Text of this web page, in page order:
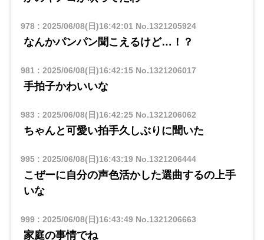
978: 2025/06/08(日)16:42:01 No.1321205924
なんかパンパン聞こえるけど…！？
981 : 2025/06/08(日)16:42:15No.1321206017
手拍子かわいいな
983 : 2025/06/08(日)16:42:25No.1321206062
ちゃんと可愛い拍手久しぶりに聞いた
995: 2025/06/08(日)16:43:19No.1321206444
こぜーに自分の声色活かした選曲するの上手
いな
999: 2025/06/08(日)16:43:49No.1321206663
家庭の事情でね